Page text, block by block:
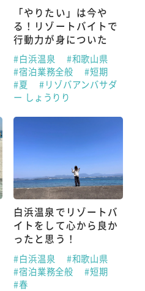
「やりたい」は今や
る！リゾートバイトで
行動力が身についた
#白浜温泉
#和歌山県
#宿泊業務全般
#短期
#夏
#リゾバアンバサダ
ー しょうりり
白浜温泉でリゾートバ
イトをして心から良か
ったと思う！
#白浜温泉
#和歌山県
#宿泊業務全般
#短期
#春